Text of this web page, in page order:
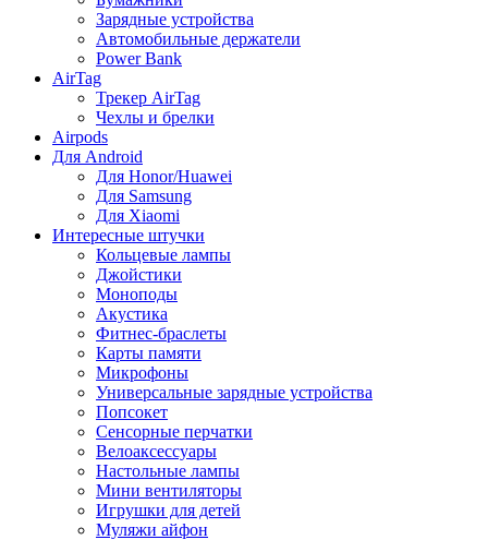
Зарядные устройства
Автомобильные держатели
Power Bank
AirTag
Трекер AirTag
Чехлы и брелки
Airpods
Для Android
Для Honor/Huawei
Для Samsung
Для Xiaomi
Интересные штучки
Кольцевые лампы
Джойстики
Моноподы
Акустика
Фитнес-браслеты
Карты памяти
Микрофоны
Универсальные зарядные устройства
Попсокет
Сенсорные перчатки
Велоаксессуары
Настольные лампы
Мини вентиляторы
Игрушки для детей
Муляжи айфон